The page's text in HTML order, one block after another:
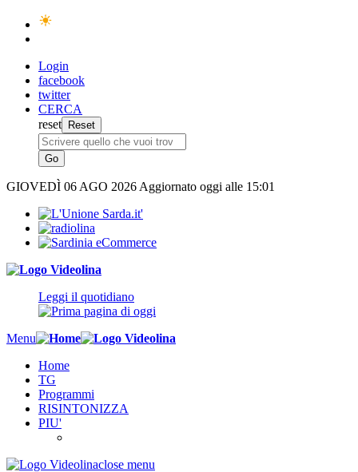
Login
facebook
twitter
CERCA
reset
GIOVEDÌ 06 AGO 2026 Aggiornato oggi alle 15:01
Leggi il quotidiano
Menu
Home
TG
Programmi
RISINTONIZZA
PIU'
close menu